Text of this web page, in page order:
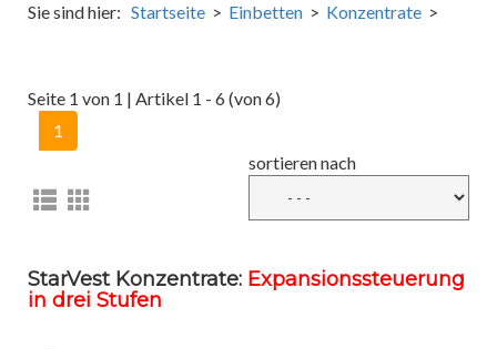
Sie sind hier: Startseite > Einbetten > Konzentrate >
Seite 1 von 1 | Artikel 1 - 6 (von 6)
1
sortieren nach
StarVest Konzentrate: Expansionssteuerung
in drei Stufen